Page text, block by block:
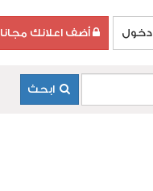
أضف اعلانك مجانا دخول
ابحث